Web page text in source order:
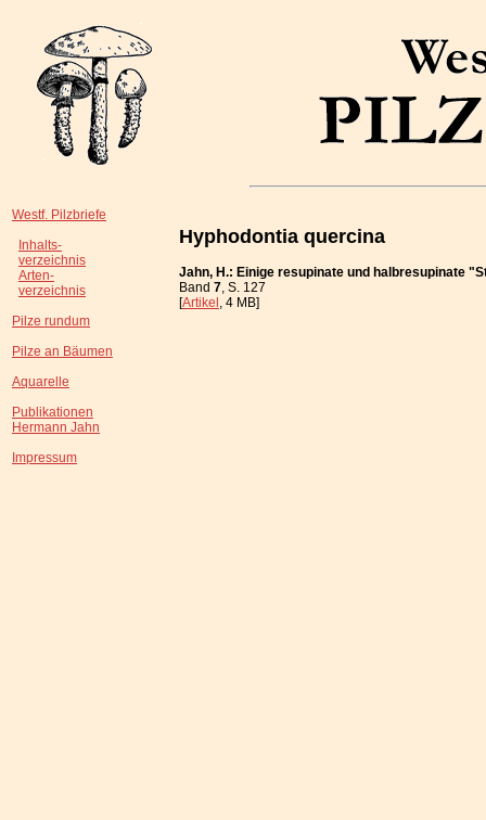
Westf. Pilzbriefe
Inhalts-
verzeichnis
Arten-
verzeichnis
Pilze rundum
Pilze an Bäumen
Aquarelle
Publikationen
Hermann Jahn
Impressum
Hyphodontia quercina
Jahn, H.: Einige resupinate und halbresupinate
Band 7, S. 127
[Artikel, 4 MB]